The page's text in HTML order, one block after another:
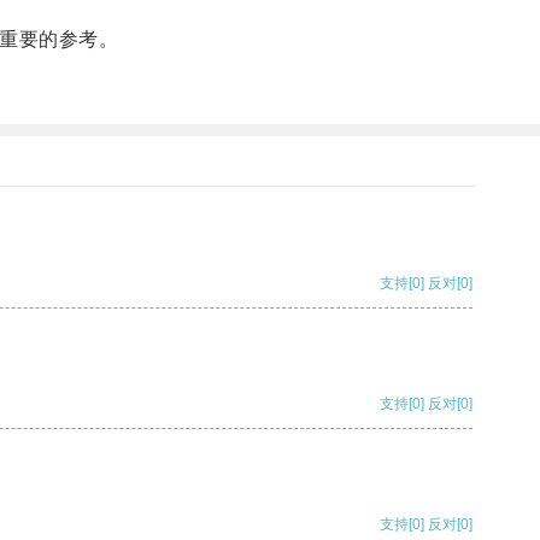
要的参考。
支持[0] 反对[0]
支持[0] 反对[0]
支持[0] 反对[0]